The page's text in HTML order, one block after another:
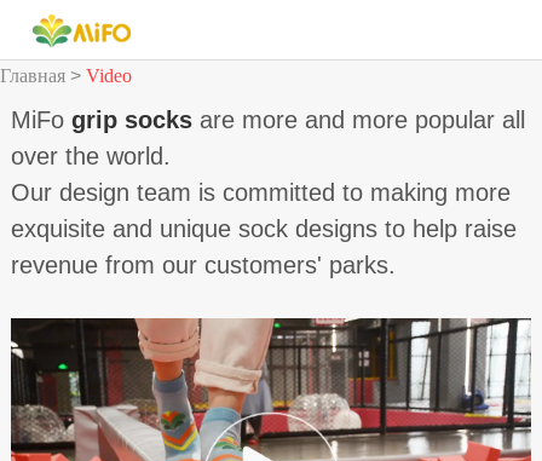
Главная > Video
MiFo grip socks are more and more popular all
over the world.
Our design team is committed to making more
exquisite and unique sock designs to help raise
revenue from our customers' parks.